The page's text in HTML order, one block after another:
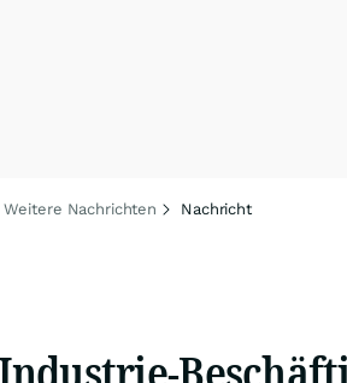
Weitere Nachrichten Nachricht